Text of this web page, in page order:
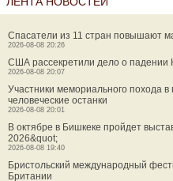
Спасатели из 11 стран повышают
2026-08-08 20:26
США рассекретили дело о падении
2026-08-08 20:07
Участники мемориального похода
человеческие останки
2026-08-08 20:01
В октябре в Бишкеке пройдет
2026&quot;
2026-08-08 19:40
Бристольский международный
Британии